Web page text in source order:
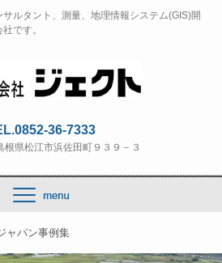
ルタント、測量、地理情報システム(GIS)開
です。
36-7333
根県松江市浜佐田町９３９－３
ャパン事例集